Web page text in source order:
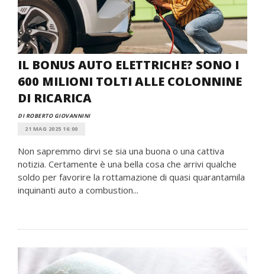
IL BONUS AUTO ELETTRICHE? SONO I
600 MILIONI TOLTI ALLE COLONNINE
DI RICARICA
DI ROBERTO GIOVANNINI
21 MAG 2025 16:00
Non sapremmo dirvi se sia una buona o una cattiva
notizia. Certamente è una bella cosa che arrivi qualche
soldo per favorire la rottamazione di quasi quarantamila
inquinanti auto a combustion...